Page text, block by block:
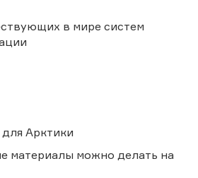
в мире систем
Арктики
материалы можно делать на